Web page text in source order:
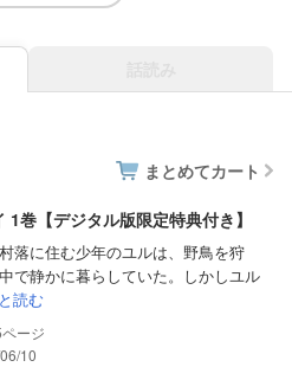
まとめてカート
1巻【デジタル版限定特典付き】
落に住む少年のユルは、野鳥を狩
で静かに暮らしていた。しかしユル
読む
10